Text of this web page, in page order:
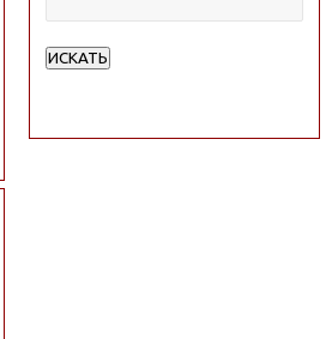
ИСКАТЬ